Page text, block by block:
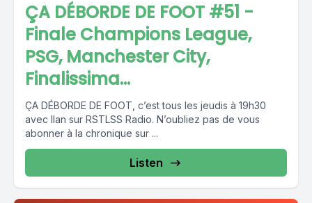
ÇA DÉBORDE DE FOOT #51 -
Finale Champions League,
PSG, Manchester City,
Finalissima...
ÇA DÉBORDE DE FOOT, c’est tous les jeudis à 19h30
avec Ilan sur RSTLSS Radio. N’oubliez pas de vous
abonner à la chronique sur ...
Listen